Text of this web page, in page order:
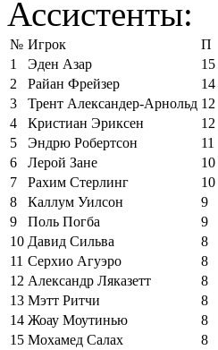
Ассистенты:
№ Игрок
П
1
Эден Азар
15
2
Райан Фрейзер
14
3
Трент Александер-Арнольд 12
4
Кристиан Эриксен
12
5
Эндрю Робертсон
11
6
Лерой Зане
10
7
Рахим Стерлинг
10
8
Каллум Уилсон
9
9
Поль Погба
9
10 Давид Сильва
8
11 Серхио Агуэро
8
12 Александр Ляказетт
8
13 Мэтт Ритчи
8
14 Жоау Моутинью
8
15 Мохамед Салах 8